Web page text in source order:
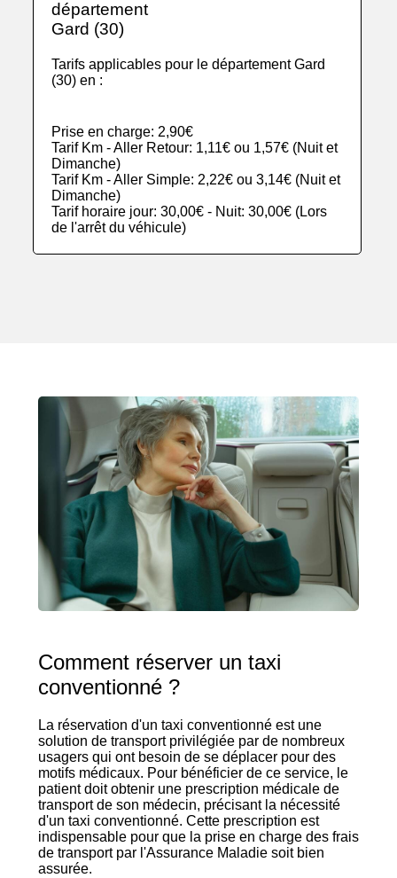
département
Gard (30)
Tarifs applicables pour le département Gard
(30) en :
Prise en charge: 2,90€
Tarif Km - Aller Retour: 1,11€ ou 1,57€ (Nuit et
Dimanche)
Tarif Km - Aller Simple: 2,22€ ou 3,14€ (Nuit et
Dimanche)
Tarif horaire jour: 30,00€ - Nuit: 30,00€ (Lors
de l'arrêt du véhicule)
Comment réserver un taxi
conventionné ?
La réservation d'un taxi conventionné est une
solution de transport privilégiée par de nombreux
usagers qui ont besoin de se déplacer pour des
motifs médicaux. Pour bénéficier de ce service, le
patient doit obtenir une prescription médicale de
transport de son médecin, précisant la nécessité
d'un taxi conventionné. Cette prescription est
indispensable pour que la prise en charge des frais
de transport par l'Assurance Maladie soit bien
assurée.